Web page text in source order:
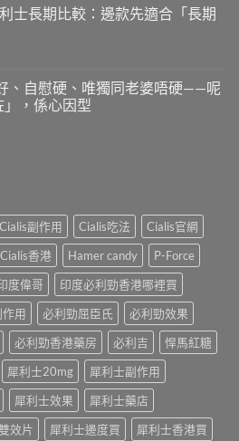
士長期比較：邊款先適合「長期
、自慰硬、唯獨同老婆唔硬——呢
」，係心因型
Cialis副作用 Cialis吃法
Cialis官網
Cialis香港 Hamer candy
P-Force
度偉哥
印度必利勁香港哪裡買
用 必利勁屈臣氏
必利勁效果
必利勁香港藥房 必利吉
悍馬紅糖
犀利士20mg
犀利士副作用
犀利士效果
犀利士藥店
效片 犀利士邊度買 犀利士香港買